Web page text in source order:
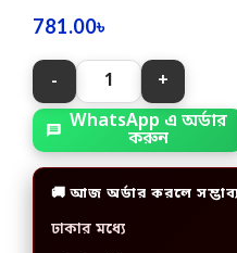
781.00৳
WhatsApp এ অর্ডার
করুন
🚚 আজ অর্ডার করলে
ঢাকার মধ্যে